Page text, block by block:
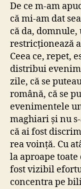
De ce m-am
că mi-am dat
că da,
restricționează
Ceea ce, repet,
distribui
zile, că se
română, că se
evenimentele
maghiari și nu
că ai fost
rea voință. Cu
la aproape
fost vizibil
concentra pe